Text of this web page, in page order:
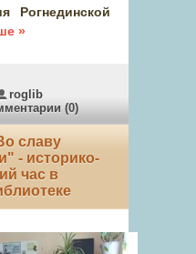
Рогнединской
»
roglib
(0)
славу
- историко-
час в